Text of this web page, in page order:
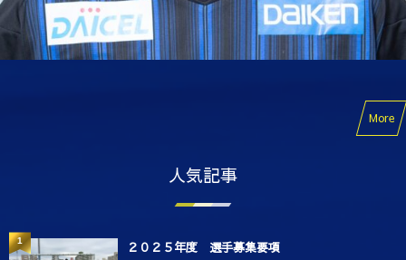
More
人気記事
２０２５年度 選手募集要項
1